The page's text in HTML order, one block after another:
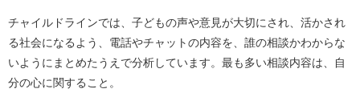
チャイルドラインでは、子どもの声や意見が大切にされ、活かされ
る社会になるよう、電話やチャットの内容を、誰の相談かわからな
いようにまとめたうえで分析しています。最も多い相談内容は、自
分の心に関すること。